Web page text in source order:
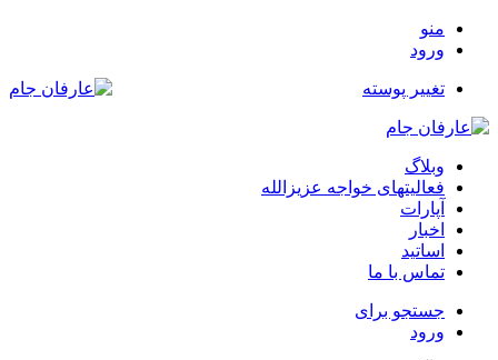
منو
ورود
تغییر پوسته
وبلاگ
فعالیتهای خواجه عزیزالله
آپارات
اخبار
اساتید
تماس با ما
جستجو برای
ورود